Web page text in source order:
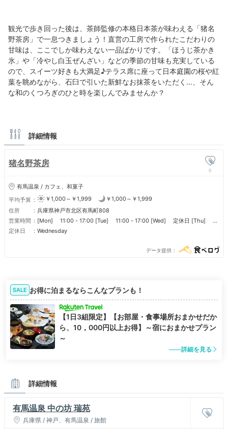
観光で歩き回った後は、茶師監修の本格日本茶が味わえる「猪名
野茶房」で一息つきましょう！直営の工房で作られたこだわりの
甘味は、ここでしか味わえない一品ばかりです。「ほうじ茶かき
氷」や「冷やし白玉ぜんざい」などの季節の甘味も充実している
ので、スイーツ好きも大満足♪テラス席に座って日本庭園の桜や紅
葉を眺めながら、石臼で引いた新鮮なお抹茶をいただく…、そん
な和のくつろぎのひと時を楽しんでみませんか？
詳細情報
猪名野茶房
0
有馬温泉 / カフェ、和菓子
平均予算
￥1,000～￥1,999
￥1,000～￥1,999
住所
兵庫県神戸市北区有馬町808
営業時間
[Mon] 11:00 - 17:00 [Tue] 11:00 - 17:00 [Wed] 定休日 [Thu]
11:00 - 17:00 [Fri] 11:00 - 17:00 [Sat] 11:00 - 17:00 [Sun] 11:00 -
定休日 Wednesday
データ提供
SALE お得に泊まるならこんなプランも！
【1日3組限定】【お部屋・食事場所おまかせだか
ら、10，000円以上お得】～宿におまかせプラン
～
詳細を見る
詳細情報
有馬温泉 中の坊 瑞苑
兵庫県 / 神戸、有馬温泉 / 旅館